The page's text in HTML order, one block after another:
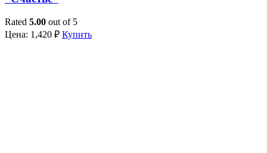
Rated 5.00 out of 5
Цена: 1,420 ₽ Купить